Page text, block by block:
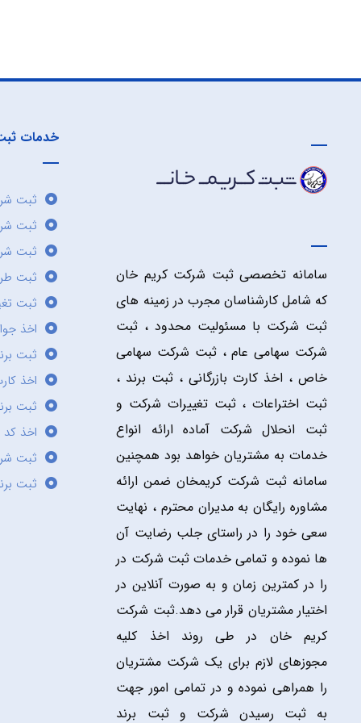
سامانه تخصصی ثبت شرکت کریم خان
که شامل کارشناسان مجرب در زمینه های
ثبت شرکت با مسئولیت محدود ، ثبت
شرکت سهامی عام ، ثبت شرکت سهامی
خاص ، اخذ کارت بازرگانی ، ثبت برند ،
ثبت اختراعات ، ثبت تغییرات شرکت و
ثبت انحلال شرکت آماده ارائه انواع
خدمات به مشتریان خواهد بود همچنین
سامانه ثبت شرکت کریمخان ضمن ارائه
مشاوره رایگان به مدیران محترم ، نهایت
سعی خود را در راستای جلب رضایت آن
ها نموده و تمامی خدمات ثبت شرکت در
را در کمترین زمان و به صورت آنلاین در
اختیار مشتریان قرار می دهد.ثبت شرکت
کریم خان در طی روند اخذ کلیه
مجوزهای لازم برای یک شرکت مشتریان
را همراهی نموده و در تمامی امور جهت
به ثبت رسیدن شرکت و ثبت برند
خدمات
ثبت
ثبت
ثبت
ثبت
ثبت
اخذ
ثبت
اخذ
ثبت
اخذ کد
ثبت
ثبت